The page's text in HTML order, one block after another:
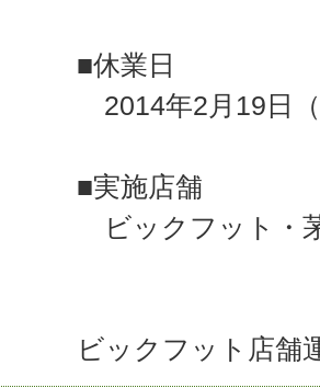
■休業日
2014年2月19日
■実施店舗
ビックフット・
ビックフット店舗